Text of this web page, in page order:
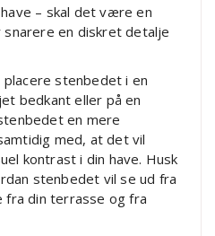
– skal det være en
snarere en diskret detalje
stenbedet i en
bedkant eller på en
en mere
med, at det vil
kontrast i din have. Husk
stenbedet vil se ud fra
fra din terrasse og fra